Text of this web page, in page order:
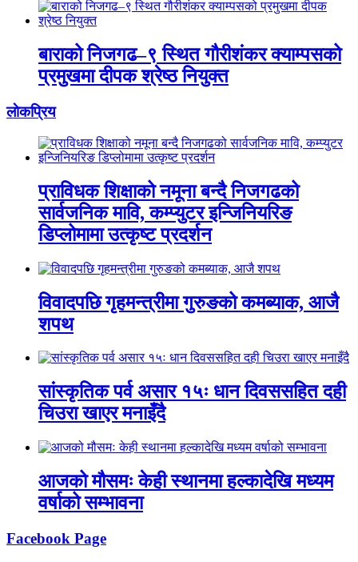
बाराको निजगढ–९ स्थित गौरीशंकर क्याम्पसको
प्रमुखमा दीपक श्रेष्ठ नियुक्त
लाेकप्रिय
प्राविधक शिक्षाको नमूना बन्दै निजगढको
सार्वजनिक मावि, कम्प्युटर इन्जिनियरिङ
डिप्लोमामा उत्कृष्ट प्रदर्शन
विवादपछि गृहमन्त्रीमा गुरुङको कमब्याक, आजै
शपथ
सांस्कृतिक पर्व असार १५ः धान दिवससहित दही
चिउरा खाएर मनाइँदै
आजको मौसमः केही स्थानमा हल्कादेखि मध्यम
वर्षाको सम्भावना
Facebook Page